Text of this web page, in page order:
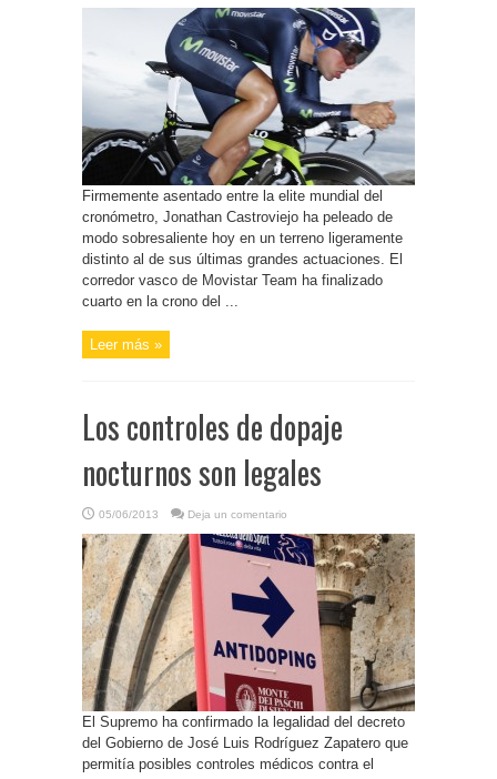
Firmemente asentado entre la elite mundial del
cronómetro, Jonathan Castroviejo ha peleado de
modo sobresaliente hoy en un terreno ligeramente
distinto al de sus últimas grandes actuaciones. El
corredor vasco de Movistar Team ha finalizado
cuarto en la crono del ...
Leer más »
Los controles de dopaje
nocturnos son legales
05/06/2013 Deja un comentario
El Supremo ha confirmado la legalidad del decreto
del Gobierno de José Luis Rodríguez Zapatero que
permitía posibles controles médicos contra el